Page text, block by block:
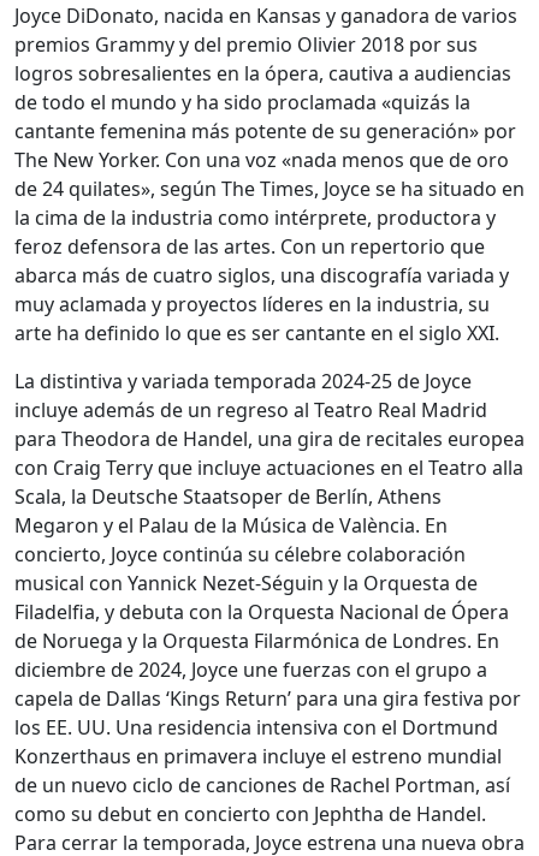
Joyce DiDonato, nacida en Kansas y ganadora de varios
premios Grammy y del premio Olivier 2018 por sus
logros sobresalientes en la ópera, cautiva a audiencias
de todo el mundo y ha sido proclamada «quizás la
cantante femenina más potente de su generación» por
The New Yorker. Con una voz «nada menos que de oro
de 24 quilates», según The Times, Joyce se ha situado en
la cima de la industria como intérprete, productora y
feroz defensora de las artes. Con un repertorio que
abarca más de cuatro siglos, una discografía variada y
muy aclamada y proyectos líderes en la industria, su
arte ha definido lo que es ser cantante en el siglo XXI.
La distintiva y variada temporada 2024-25 de Joyce
incluye además de un regreso al Teatro Real Madrid
para Theodora de Handel, una gira de recitales europea
con Craig Terry que incluye actuaciones en el Teatro alla
Scala, la Deutsche Staatsoper de Berlín, Athens
Megaron y el Palau de la Música de València. En
concierto, Joyce continúa su célebre colaboración
musical con Yannick Nezet-Séguin y la Orquesta de
Filadelfia, y debuta con la Orquesta Nacional de Ópera
de Noruega y la Orquesta Filarmónica de Londres. En
diciembre de 2024, Joyce une fuerzas con el grupo a
capela de Dallas ‘Kings Return’ para una gira festiva por
los EE. UU. Una residencia intensiva con el Dortmund
Konzerthaus en primavera incluye el estreno mundial
de un nuevo ciclo de canciones de Rachel Portman, así
como su debut en concierto con Jephtha de Handel.
Para cerrar la temporada, Joyce estrena una nueva obra